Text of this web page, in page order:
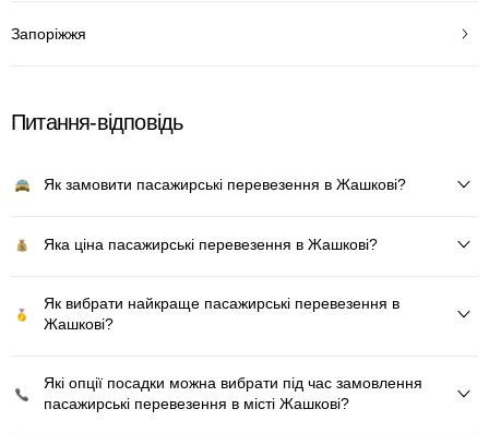
Запоріжжя
Питання-відповідь
Як замовити пасажирські перевезення в Жашкові?
Яка ціна пасажирські перевезення в Жашкові?
Як вибрати найкраще пасажирські перевезення в
Жашкові?
Які опції посадки можна вибрати під час замовлення
пасажирські перевезення в місті Жашкові?